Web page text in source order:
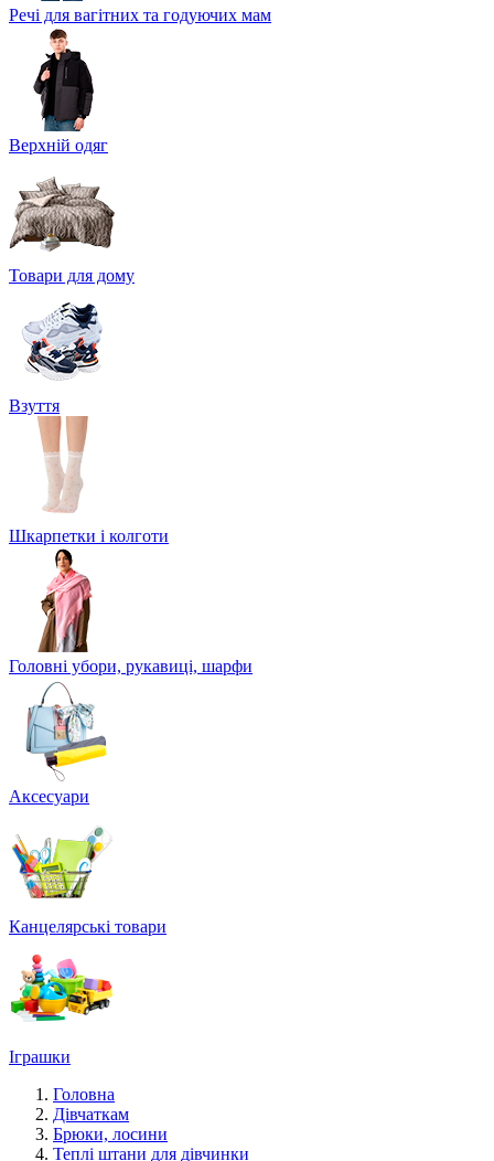
Речі для вагітних та годуючих мам
Верхній одяг
Товари для дому
Взуття
Шкарпетки і колготи
Головні убори, рукавиці, шарфи
Аксесуари
Канцелярські товари
Іграшки
Головна
Дівчаткам
Брюки, лосини
Теплі штани для дівчинки